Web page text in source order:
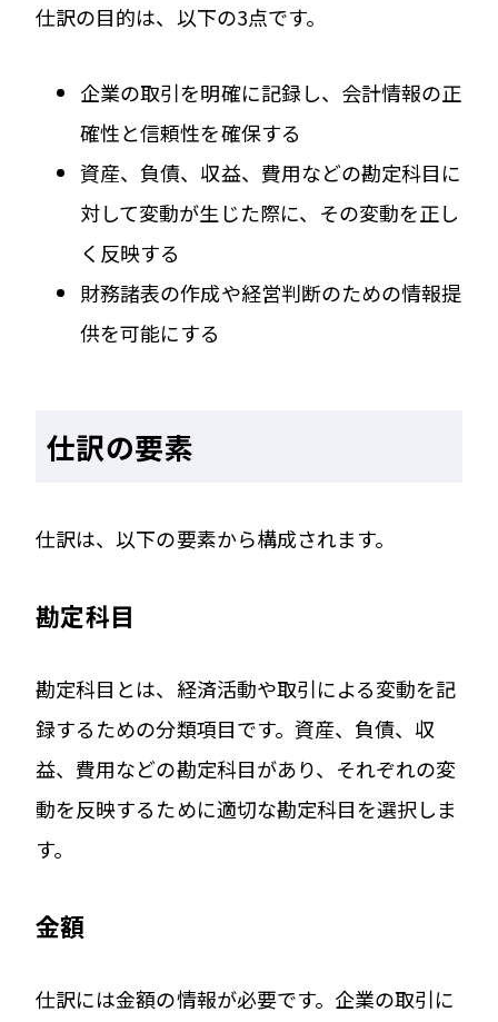
仕訳の目的は、以下の3点です。
企業の取引を明確に記録し、会計情報の正
確性と信頼性を確保する
資産、負債、収益、費用などの勘定科目に
対して変動が生じた際に、その変動を正し
く反映する
財務諸表の作成や経営判断のための情報提
供を可能にする
仕訳の要素
仕訳は、以下の要素から構成されます。
勘定科目
勘定科目とは、経済活動や取引による変動を記
録するための分類項目です。資産、負債、収
益、費用などの勘定科目があり、それぞれの変
動を反映するために適切な勘定科目を選択しま
す。
金額
仕訳には金額の情報が必要です。企業の取引に